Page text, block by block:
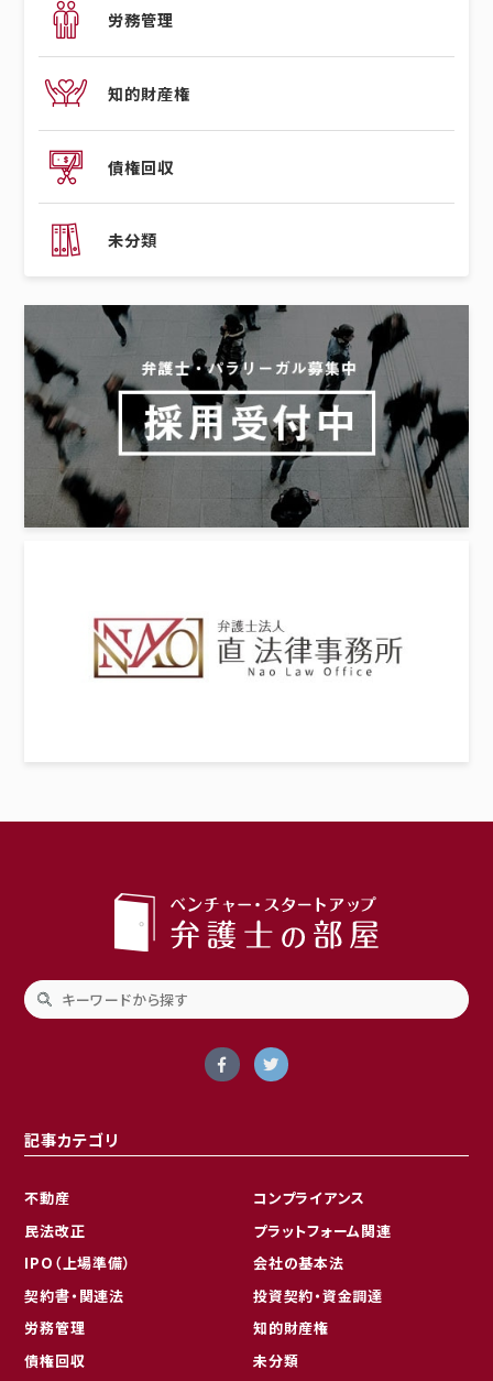
労務管理
知的財産権
債権回収
未分類
記事カテゴリ
不動産
コンプライアンス
民法改正
プラットフォーム関連
IPO（上場準備）
会社の基本法
契約書・関連法
投資契約・資金調達
労務管理
知的財産権
債権回収
未分類